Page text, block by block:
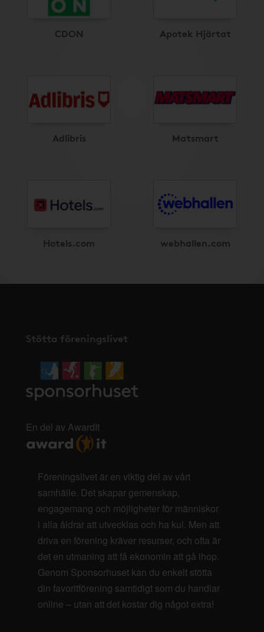
CDON Apotek Hjärtat
Adlibris Matsmart
Hotels.com webhallen.com
Stötta föreningslivet
En del av AwardIt
Föreningslivet är en viktig del av vårt
samhälle. Det skapar gemenskap,
engagemang och möjligheter för människor
i alla åldrar att utvecklas och ha kul. Men att
driva en förening kräver resurser, och ofta är
det en utmaning att få ekonomin att gå ihop.
Genom Sponsorhuset kan du enkelt stötta
din favoritförening samtidigt som du handlar
online – utan att det kostar dig något extra!